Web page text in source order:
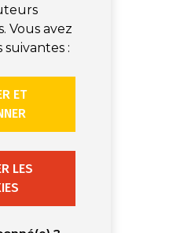
Vous avez
suivantes :
ET
LES